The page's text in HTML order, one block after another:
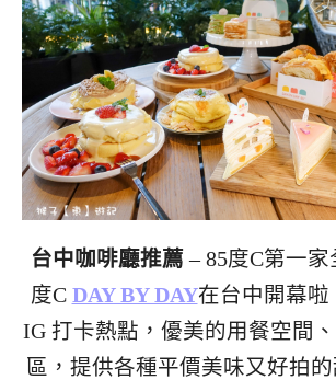
台中咖啡廳推薦 – 85度C第一
度C DAY BY DAY在台中開幕啦
IG 打卡熱點，優美的用餐空間
區，提供各種平價美味又好拍的